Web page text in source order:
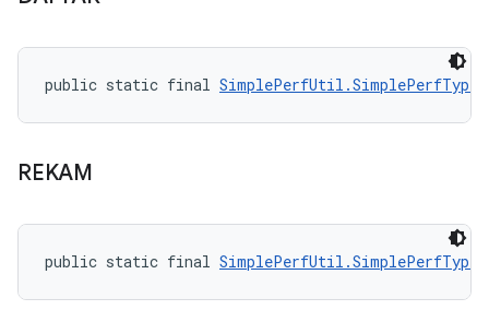
public static final SimplePerfUtil.SimplePerfType
REKAM
public static final SimplePerfUtil.SimplePerfType